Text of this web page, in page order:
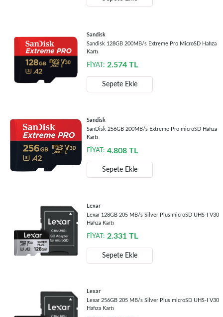
Sandisk
Sandisk 128GB 200MB/s Extreme Pro MicroSD Hafıza
Kartı
FİYAT: 2.574 TL
Sepete Ekle
Sandisk
SanDisk 256GB 200MB/s Extreme Pro microSD Hafıza
Kartı
FİYAT: 4.808 TL
Sepete Ekle
Lexar
Lexar 128GB 205 MB/s Silver Plus microSD UHS-I V30
Hafıza Kartı
FİYAT: 2.331 TL
Sepete Ekle
Lexar
Lexar 256GB 205 MB/s Silver Plus microSD UHS-I V30
Hafıza Kartı